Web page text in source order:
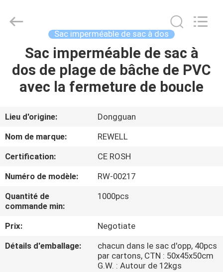
MAISON
PRODUITS
AU
SUJET
DE
VISITE
CONTRÔLE
Group
Limited.
Sac imperméable de sac à dos
Sac imperméable de sac à
dos de plage de bâche de PVC
avec la fermeture de boucle
Lieu d'origine:
Dongguan
Nom de marque:
REWELL
Certification:
CE ROSH
Numéro de modèle:
RW-00217
Quantité de
commande min:
1000pcs
Prix:
Negotiate
Détails d'emballage:
chacun dans le sac d'opp, 40pcs
par cartons, CTN : 50x45x50cm
G.W. : Autour de 12kgs